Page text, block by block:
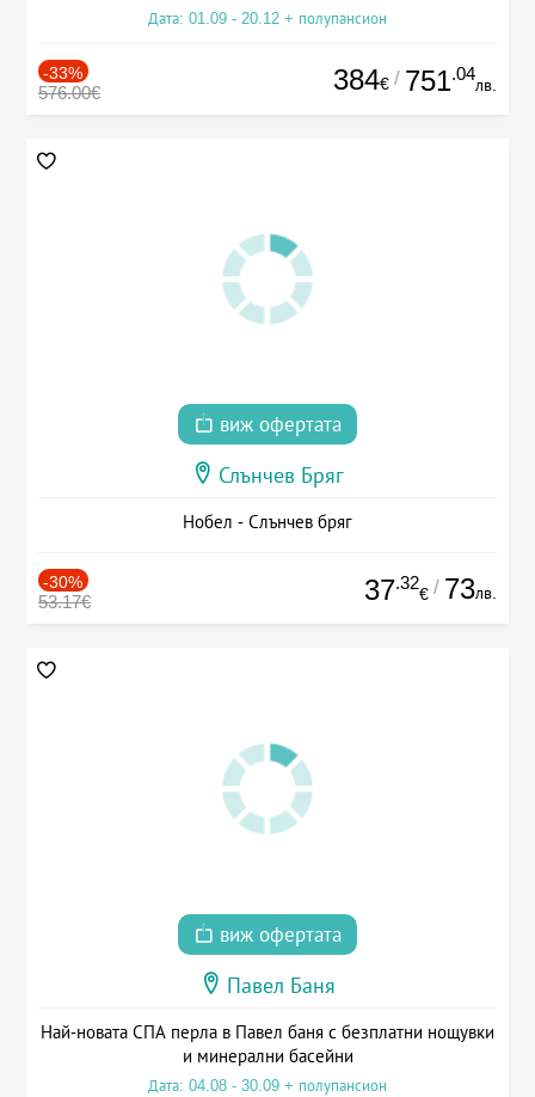
Дата: 01.09 - 20.12 + полупансион
-33%
576.00€ 384€ / 751.04
лв.
виж офертата
Слънчев Бряг
Нобел - Слънчев бряг
-30%
53.17€ 37.32
€ / 73лв.
виж офертата
Павел Баня
Най-новата СПА перла в Павел баня с безплатни нощувки
и минерални басейни
Дата: 04.08 - 30.09 + полупансион